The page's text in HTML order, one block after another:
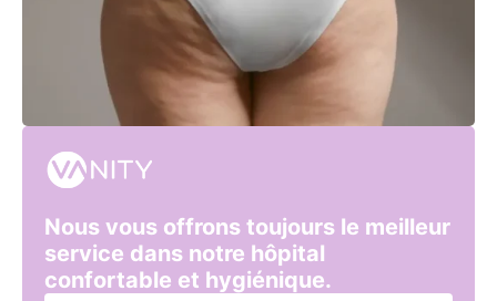
Nous vous offrons toujours le meilleur
service dans notre hôpital
confortable et hygiénique.